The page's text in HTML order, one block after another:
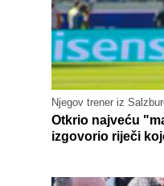
Njegov trener iz
Otkrio najveću
izgovorio riječi